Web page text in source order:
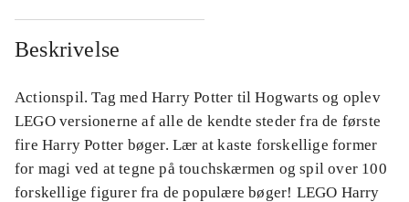
Beskrivelse
Actionspil. Tag med Harry Potter til Hogwarts og oplev
LEGO versionerne af alle de kendte steder fra de første
fire Harry Potter bøger. Lær at kaste forskellige former
for magi ved at tegne på touchskærmen og spil over 100
forskellige figurer fra de populære bøger! LEGO Harry